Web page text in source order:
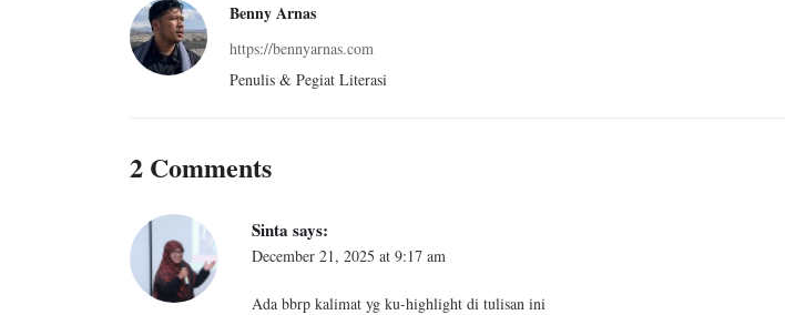
Benny Arnas
https://bennyarnas.com
Penulis & Pegiat Literasi
2 Comments
Sinta says:
December 21, 2025 at 9:17 am
Ada bbrp kalimat yg ku-highlight di tulisan ini